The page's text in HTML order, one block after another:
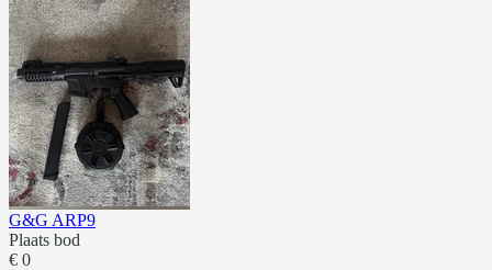
G&G ARP9
Plaats bod
€ 0